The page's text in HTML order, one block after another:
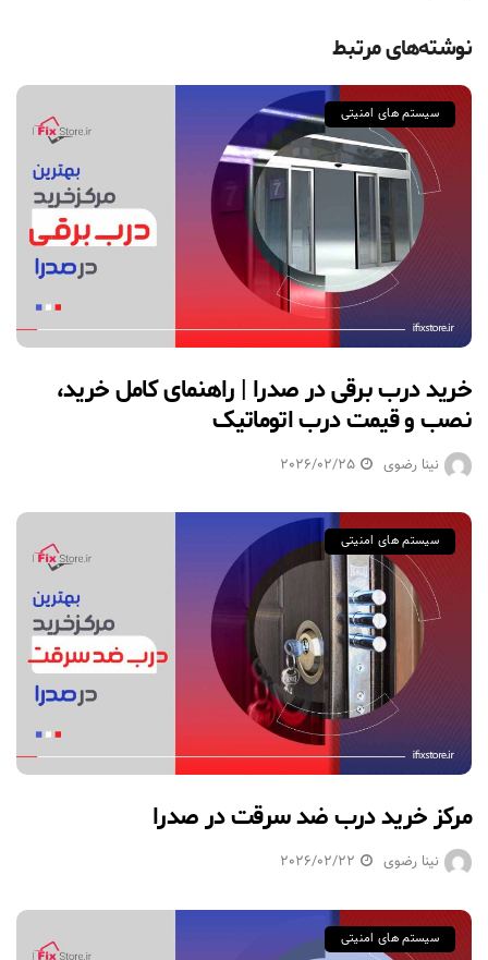
نوشته‌های مرتبط
سیستم های امنیتی
خرید درب برقی در صدرا | راهنمای کامل خرید،
نصب و قیمت درب اتوماتیک
نینا رضوی 2026/02/25
سیستم های امنیتی
مرکز خرید درب ضد سرقت در صدرا
نینا رضوی 2026/02/22
سیستم های امنیتی